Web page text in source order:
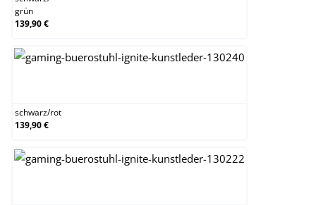
grün
139,90 €
schwarz/rot
139,90 €